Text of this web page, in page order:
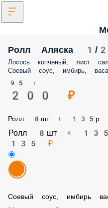
Ролл Аляска 1/
Лосось копченый, лист
Соевый соус, имбирь,
95 г.
200 ₽
Ролл 8шт + 135р
Ролл 8шт +
135 ₽
Соевый соус, имбирь